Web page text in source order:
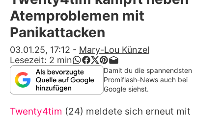
Alle Themen auf Promiflash
App runterladen
Team
Redaktionelle Richtlinien
Impressum
Atemproblemen mit
Panikattacken
03.01.25, 17:12 - Mary-Lou Künzel
Lesezeit: 2 min
Damit du die spannendsten
Promiflash-News auch bei
Google siehst.
Twenty4tim (24) meldete sich erneut mit